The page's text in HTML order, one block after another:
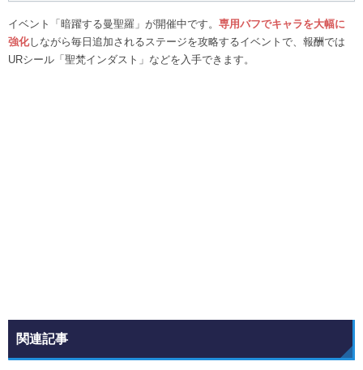
イベント「暗躍する曼聖羅」が開催中です。 専用バフでキャラを大幅に
強化しながら毎日追加されるステージを攻略するイベントで、報酬では
URシール「聖梵インダスト」などを入手できます。
関連記事